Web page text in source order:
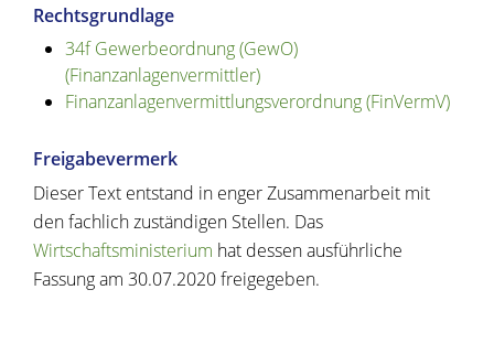
Rechtsgrundlage
34f Gewerbeordnung (GewO)
(Finanzanlagenvermittler)
Finanzanlagenvermittlungsverordnung (FinVermV)
Freigabevermerk
Dieser Text entstand in enger Zusammenarbeit mit
den fachlich zuständigen Stellen. Das
Wirtschaftsministerium hat dessen ausführliche
Fassung am 30.07.2020 freigegeben.